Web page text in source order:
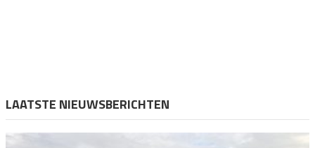
LAATSTE NIEUWSBERICHTEN